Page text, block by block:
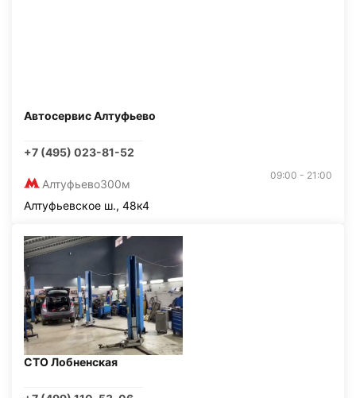
Автосервис Алтуфьево
+7 (495) 023-81-52
Алтуфьево300м
09:00 - 21:00
Алтуфьевское ш., 48к4
СТО Лобненская